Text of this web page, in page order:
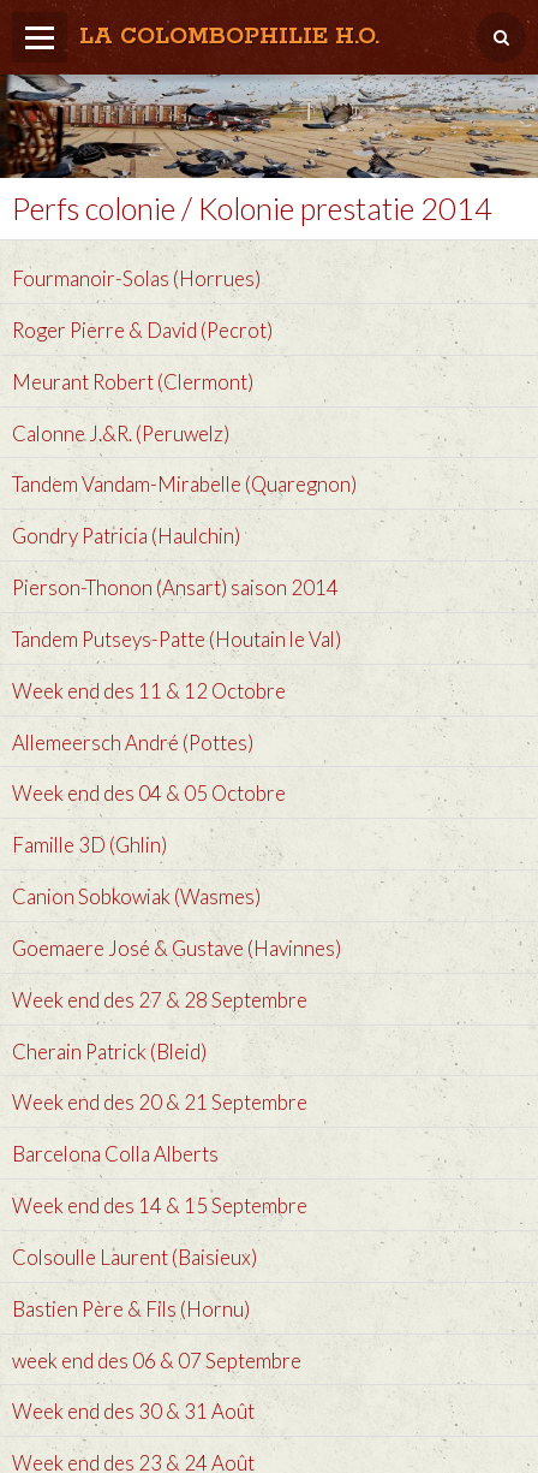
LA COLOMBOPHILIE H.O.
Home
Météo / Het weer
Lâcher / Los
Result. clubs, Provincial, (Inter)National
RFCB / KBDB
Perfs colonie / Kolonie prestatie 2014
Fourmanoir-Solas (Horrues)
Roger Pierre & David (Pecrot)
Meurant Robert (Clermont)
Calonne J.&R. (Peruwelz)
Tandem Vandam-Mirabelle (Quaregnon)
Gondry Patricia (Haulchin)
Pierson-Thonon (Ansart) saison 2014
Tandem Putseys-Patte (Houtain le Val)
Week end des 11 & 12 Octobre
Allemeersch André (Pottes)
Week end des 04 & 05 Octobre
Famille 3D (Ghlin)
Canion Sobkowiak (Wasmes)
Goemaere José & Gustave (Havinnes)
Week end des 27 & 28 Septembre
Cherain Patrick (Bleid)
Week end des 20 & 21 Septembre
Barcelona Colla Alberts
Week end des 14 & 15 Septembre
Colsoulle Laurent (Baisieux)
Bastien Père & Fils (Hornu)
week end des 06 & 07 Septembre
Week end des 30 & 31 Août
Week end des 23 & 24 Août